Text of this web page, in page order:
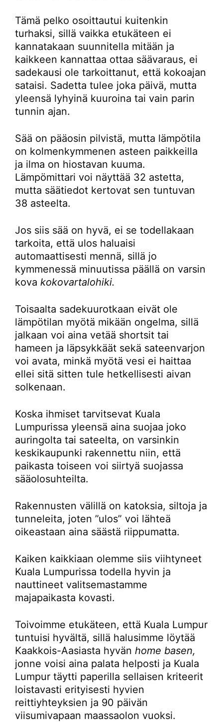
Tämä pelko osoittautui kuitenkin
turhaksi, sillä vaikka etukäteen ei
kannatakaan suunnitella mitään ja
kaikkeen kannattaa ottaa säävaraus, ei
sadekausi ole tarkoittanut, että kokoajan
sataisi. Sadetta tulee joka päivä, mutta
yleensä lyhyinä kuuroina tai vain parin
tunnin ajan.
Sää on pääosin pilvistä, mutta lämpötila
on kolmenkymmenen asteen paikkeilla
ja ilma on hiostavan kuuma.
Lämpömittari voi näyttää 32 astetta,
mutta säätiedot kertovat sen tuntuvan
38 asteelta.
Jos siis sää on hyvä, ei se todellakaan
tarkoita, että ulos haluaisi
automaattisesti mennä, sillä jo
kymmenessä minuutissa päällä on varsin
kova kokovartalohiki.
Toisaalta sadekuurotkaan eivät ole
lämpötilan myötä mikään ongelma, sillä
jalkaan voi aina vetää shortsit tai
hameen ja läpsykkäät sekä sateenvarjon
voi avata, minkä myötä vesi ei haittaa
ellei sitä sitten tule hetkellisesti aivan
solkenaan.
Koska ihmiset tarvitsevat Kuala
Lumpurissa yleensä aina suojaa joko
auringolta tai sateelta, on varsinkin
keskikaupunki rakennettu niin, että
paikasta toiseen voi siirtyä suojassa
sääolosuhteilta.
Rakennusten välillä on katoksia, siltoja ja
tunneleita, joten ”ulos” voi lähteä
oikeastaan aina säästä riippumatta.
Kaiken kaikkiaan olemme siis viihtyneet
Kuala Lumpurissa todella hyvin ja
nauttineet valitsemastamme
majapaikasta kovasti.
Toivoimme etukäteen, että Kuala Lumpur
tuntuisi hyvältä, sillä halusimme löytää
Kaakkois-Aasiasta hyvän home basen,
jonne voisi aina palata helposti ja Kuala
Lumpur täytti paperilla sellaisen kriteerit
loistavasti erityisesti hyvien
reittiyhteyksien ja 90 päivän
viisumivapaan maassaolon vuoksi.